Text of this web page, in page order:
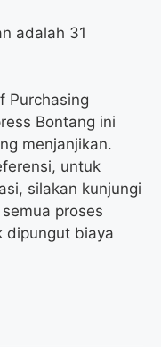
adalah 31
Purchasing
Bontang ini
menjanjikan.
untuk
silakan kunjungi
proses
dipungut biaya